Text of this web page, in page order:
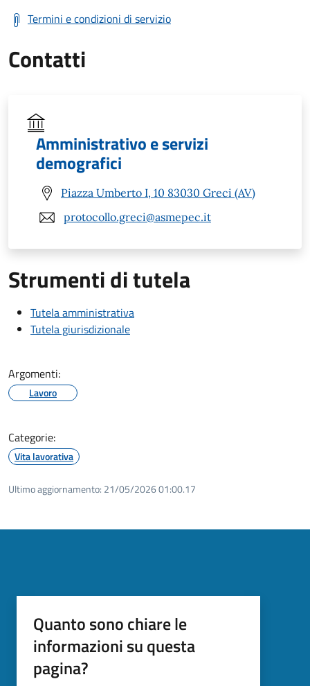
Termini e condizioni di servizio
Contatti
Amministrativo e servizi
demografici
Piazza Umberto I, 10 83030 Greci (AV)
protocollo.greci@asmepec.it
Strumenti di tutela
Tutela amministrativa
Tutela giurisdizionale
Argomenti:
Lavoro
Categorie:
Vita lavorativa
Ultimo aggiornamento: 21/05/2026 01:00.17
Quanto sono chiare le
informazioni su questa
pagina?